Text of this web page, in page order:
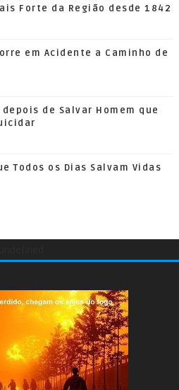
Forte da Região desde 1842
em Acidente a Caminho de
de Salvar Homem que
Todos os Dias Salvam Vidas